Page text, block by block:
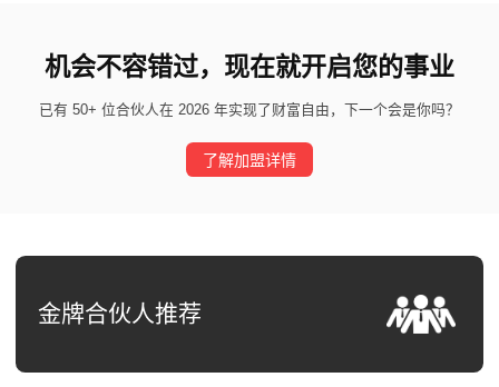
机会不容错过，现在就开启您的事业
已有 50+ 位合伙人在 2026 年实现了财富自由，下一个会是你吗？
了解加盟详情
金牌合伙人推荐